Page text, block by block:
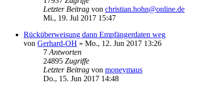
Letzter Beitrag von christian.hohn@online.de
Mi., 19. Jul 2017 15:47
Rücküberweisung dann Empfängerdaten weg
von Gerhard-OH » Mo., 12. Jun 2017 13:26
7 Antworten
24895 Zugriffe
Letzter Beitrag von moneymaus
Do., 15. Jun 2017 14:48